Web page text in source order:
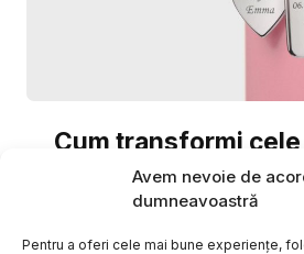
Avem nevoie de
dumneavoastră
Pentru a oferi cele mai bune experiențe,
Cum transformi cele
frumoase amintiri
o bijuterie Pandora
porți zi de zi